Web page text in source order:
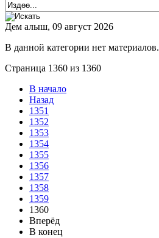
Дем алыш, 09 август 2026
В данной категории нет материалов.
Страница 1360 из 1360
В начало
Назад
1351
1352
1353
1354
1355
1356
1357
1358
1359
1360
Вперёд
В конец